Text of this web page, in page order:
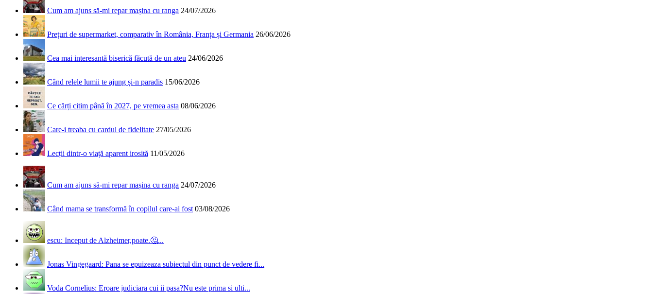
Cum am ajuns să-mi repar mașina cu ranga 24/07/2026
Prețuri de supermarket, comparativ în România, Franța și Germania 26/06/2026
Cea mai interesantă biserică făcută de un ateu 24/06/2026
Când relele lumii te ajung și-n paradis 15/06/2026
Ce cărți citim până în 2027, pe vremea asta 08/06/2026
Care-i treaba cu cardul de fidelitate 27/05/2026
Lecții dintr-o viață aparent irosită 11/05/2026
Cum am ajuns să-mi repar mașina cu ranga 24/07/2026
Când mama se transformă în copilul care-ai fost 03/08/2026
escu: Inceput de Alzheimer,poate.🤔...
Jonas Vingegaard: Pana se epuizeaza subiectul din punct de vedere fi...
Voda Cornelius: Eroare judiciara cui ii pasa?Nu este prima si ulti...